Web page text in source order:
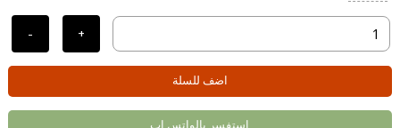
+
-
اضف للسلة